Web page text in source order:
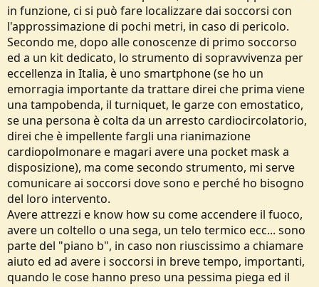
anni fa, e l'anno scorso gli ho fatto da assistente per un corso, e si,
organizzo corsi, e forse è proprio per questo che su certe cose non
ci giro troppo attorno e vado dritto al punto..
E ora scusami se non ti rispondo punto per punto ai punti che hai
scritto, dovresti e potresti informarti meglio, poiché, sempre
secondo il mio parere, sono davvero pieni di inesattezze (non
fregnacce eh, inesattezze!)...
Magari chissà,@henri,che lavora nel soccorso alpino, potrebbe
toglierci a tutti qualche dubbio...
Ps: mi ripeto, l'oggetto più importante in caso di imprevisto è lo
smartphone con cui poter chiamare i soccorsi e ricevere assistenza,
ma ce ne sono molti altri importanti che non ho menzionato, ho
detto solo quello che, secondo me, è assolutamente il più utile.
Buona serata gente
in funzione, ci si può fare localizzare dai soccorsi con
l'approssimazione di pochi metri, in caso di pericolo.
Secondo me, dopo alle conoscenze di primo soccorso
ed a un kit dedicato, lo strumento di sopravvivenza per
eccellenza in Italia, è uno smartphone (se ho un
emorragia importante da trattare direi che prima viene
una tampobenda, il turniquet, le garze con emostatico,
se una persona è colta da un arresto cardiocircolatorio,
direi che è impellente fargli una rianimazione
cardiopolmonare e magari avere una pocket mask a
disposizione), ma come secondo strumento, mi serve
comunicare ai soccorsi dove sono e perché ho bisogno
del loro intervento.
Avere attrezzi e know how su come accendere il fuoco,
avere un coltello o una sega, un telo termico ecc... sono
parte del "piano b", in caso non riuscissimo a chiamare
aiuto ed ad avere i soccorsi in breve tempo, importanti,
quando le cose hanno preso una pessima piega ed il